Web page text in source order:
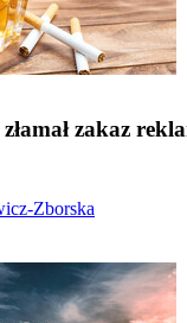
zakaz
Zborska